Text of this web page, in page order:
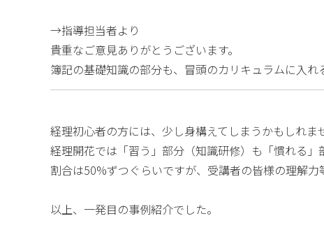
→指導担当者より
貴重なご意見ありがとうございます。
簿記の基礎知識の部分も、冒頭のカリキュラムに入れ
経理初心者の方には、少し身構えてしまうかもしれま
経理開花では「習う」部分（知識研修）も「慣れる」
割合は50%ずつぐらいですが、受講者の皆様の理解力
以上、一発目の事例紹介でした。